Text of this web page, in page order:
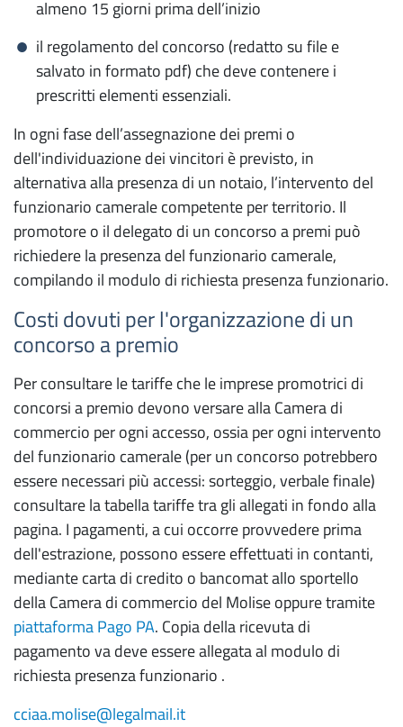
Promuovi la tua impresa
e il tuo territorio
Bandi per il sostegno alle imprese
Transizione digitale e Punto Impresa Digitale
Transizione energetica
Internazionalizzazione
Enterprise Europe Network
Turismo beni culturali e sviluppo del territorio
Scopri il Molise
professioni
Tutela dell'impresa
e del consumatore
Mediazione e conciliazione
Conciliazione
Mediazione
Arbitrato
Composizione Negoziata Crisi d'impresa
Organismo di composizione da crisi da
sovraindebitamento - OCC
almeno 15 giorni prima dell’inizio
il regolamento del concorso (redatto su file e
salvato in formato pdf) che deve contenere i
prescritti elementi essenziali.
In ogni fase dell’assegnazione dei premi o
dell'individuazione dei vincitori è previsto, in
alternativa alla presenza di un notaio, l’intervento del
funzionario camerale competente per territorio. Il
promotore o il delegato di un concorso a premi può
richiedere la presenza del funzionario camerale,
compilando il modulo di richiesta presenza funzionario.
Costi dovuti per l'organizzazione di un
concorso a premio
Per consultare le tariffe che le imprese promotrici di
concorsi a premio devono versare alla Camera di
commercio per ogni accesso, ossia per ogni intervento
del funzionario camerale (per un concorso potrebbero
essere necessari più accessi: sorteggio, verbale finale)
consultare la tabella tariffe tra gli allegati in fondo alla
pagina. I pagamenti, a cui occorre provvedere prima
dell'estrazione, possono essere effettuati in contanti,
mediante carta di credito o bancomat allo sportello
della Camera di commercio del Molise oppure tramite
piattaforma Pago PA. Copia della ricevuta di
pagamento va deve essere allegata al modulo di
richiesta presenza funzionario .
cciaa.molise@legalmail.it